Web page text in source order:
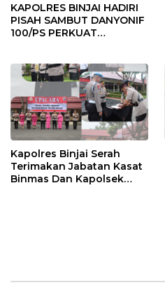
KAPOLRES BINJAI HADIRI
PISAH SAMBUT DANYONIF
100/PS PERKUAT
Kapolres Binjai Serah
Terimakan Jabatan Kasat
Binmas Dan Kapolsek